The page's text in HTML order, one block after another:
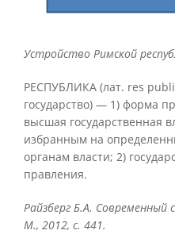
Устройство Римской
РЕСПУБЛИКА (лат. res
государство) — 1) форма
высшая государственная
избранным на
органам власти; 2)
правления.
Райзберг Б.А. Современный
М., 2012, с. 441.